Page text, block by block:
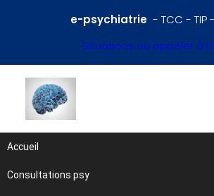
e-psychiatrie- TCC - TIP -
Situations où appeler à
Accueil
Consultations psy